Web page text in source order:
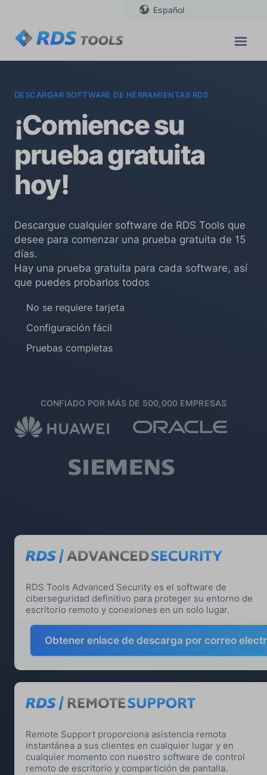
Español
DESCARGAR SOFTWARE DE HERRAMIENTAS RDS
¡Comience su
prueba gratuita
hoy!
Descargue cualquier software de RDS Tools que
desee para comenzar una prueba gratuita de 15
días.
Hay una prueba gratuita para cada software, así
que puedes probarlos todos
No se requiere tarjeta
Configuración fácil
Pruebas completas
CONFIADO POR MÁS DE 500,000 EMPRESAS
RDS Tools Advanced Security es el software de
ciberseguridad definitivo para proteger su entorno de
escritorio remoto y conexiones en un solo lugar.
Obtener enlace de descarga por correo
Remote Support proporciona asistencia remota
instantánea a sus clientes en cualquier lugar y en
cualquier momento con nuestro software de control
remoto de escritorio y compartición de pantalla.